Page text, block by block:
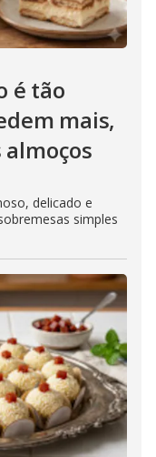
é tão
mais,
delicado e
simples